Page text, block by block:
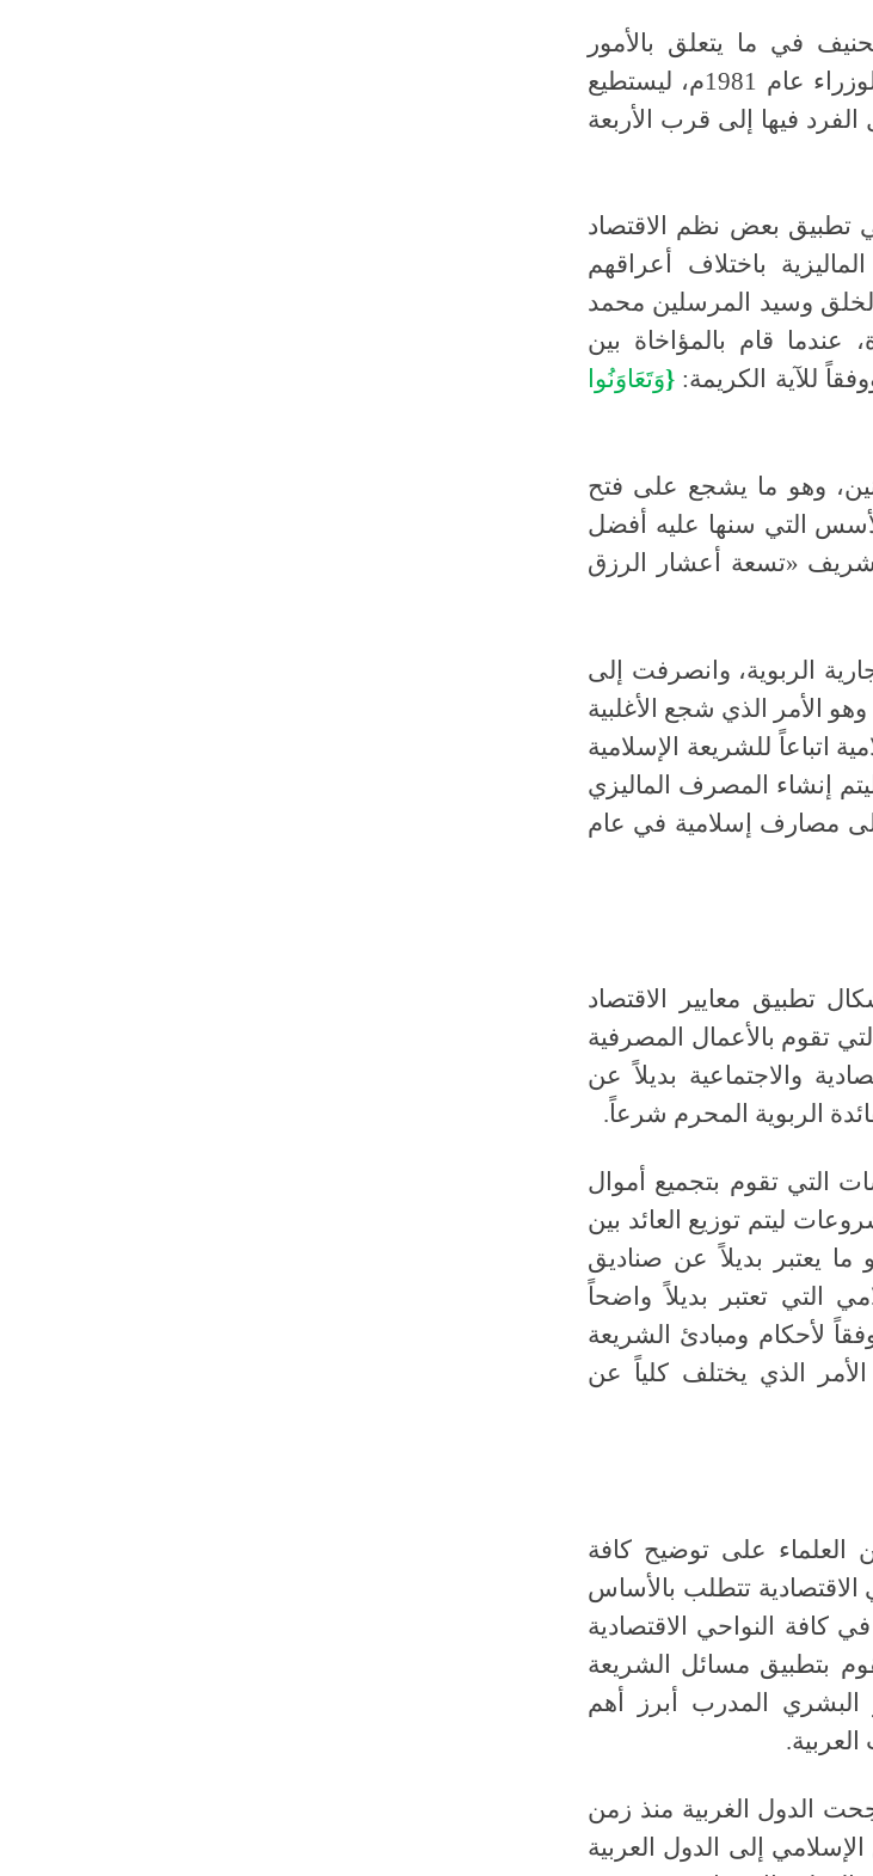
في ما يتعلق بالأمور
عام
م، ليستطيع
الفرد فيها إلى قرب الأربعة
تطبيق بعض نظم الاقتصاد
باختلاف أعراقهم
وسيد المرسلين محمد
عندما قام بالمؤاخاة بين
للآية الكريمة: {وَتَعَاوَنُوا
وهو ما يشجع على فتح
التي سنها عليه أفضل
«تسعة أعشار الرزق
الربوية، وانصرفت إلى
الأمر الذي شجع الأغلبية
اتباعاً للشريعة الإسلامية
إنشاء المصرف الماليزي
إلى مصارف إسلامية في عام
تطبيق معايير الاقتصاد
تقوم بالأعمال المصرفية
والاجتماعية بديلاً عن
الربوية المحرم شرعاً.
التي تقوم بتجميع أموال
ليتم توزيع العائد بين
ما يعتبر بديلاً عن صناديق
التي تعتبر بديلاً واضحاً
لأحكام ومبادئ الشريعة
الأمر الذي يختلف كلياً عن
على توضيح كافة
الاقتصادية تتطلب بالأساس
كافة النواحي الاقتصادية
بتطبيق مسائل الشريعة
المدرب أبرز أهم
الدول الغربية منذ زمن
إلى الدول العربية